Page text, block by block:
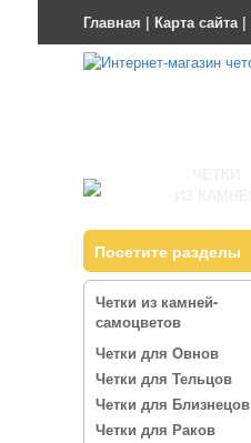
Главная | Карта сайта|
Посетите разделы
Четки из камней-
самоцветов
Четки для Овнов
Четки для Тельцов
Четки для Близнецов
Четки для Раков